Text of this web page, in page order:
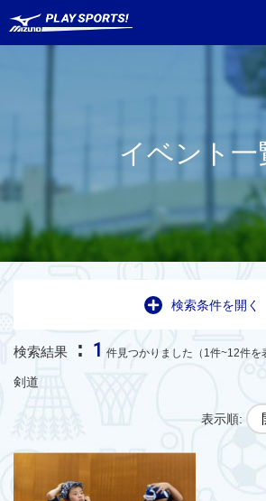
イベント一
検索条件を開く
検索結果 : 1 件見つかりました（1件~12件を
剣道
表示順: